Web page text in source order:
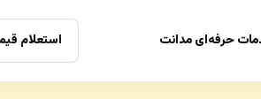
حرفه‌ای مدانت استعلام